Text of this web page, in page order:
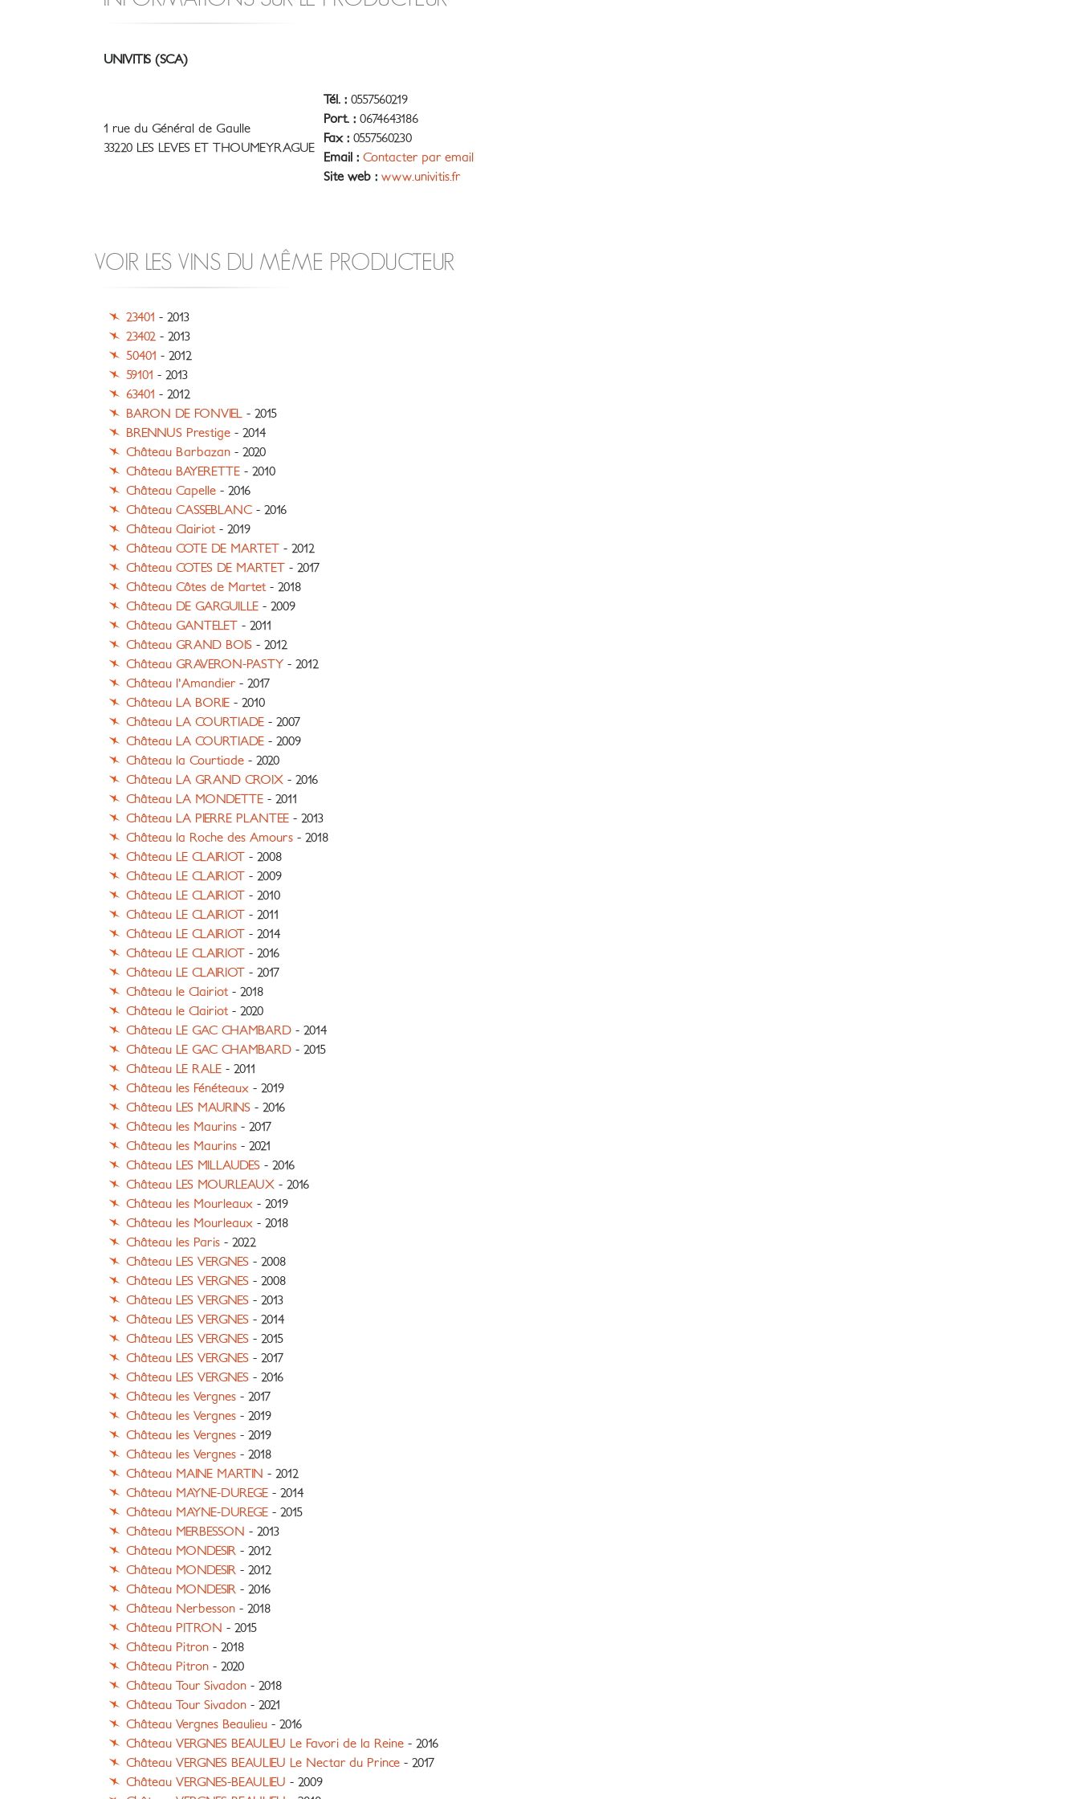
UNIVITIS (SCA)
1 rue du Général de Gaulle
33220 LES LEVES ET THOUMEYRAGUE
Tél. : 0557560219
Port. : 0674643186
Fax : 0557560230
Email : Contacter par email
Site web : www.univitis.fr
VOIR LES VINS DU MÊME PRODUCTEUR
23401 - 2013
23402 - 2013
50401 - 2012
59101 - 2013
63401 - 2012
BARON DE FONVIEL
- 2015
BRENNUS Prestige - 2014
Château Barbazan - 2020
Château BAYERETTE - 2010
Château Capelle - 2016
Château CASSEBLANC - 2016
Château Clairiot - 2019
Château COTE DE MARTET - 2012
Château COTES DE MARTET - 2017
Château Côtes de Martet - 2018
Château DE GARGUILLE - 2009
Château GANTELET - 2011
Château GRAND BOIS - 2012
Château GRAVERON-PASTY - 2012
Château l'Amandier - 2017
Château LA BORIE - 2010
Château LA COURTIADE - 2007
Château LA COURTIADE - 2009
Château la Courtiade - 2020
Château LA GRAND CROIX - 2016
Château LA MONDETTE - 2011
Château LA PIERRE PLANTEE - 2013
Château la Roche des Amours - 2018
Château LE CLAIRIOT - 2008
Château LE CLAIRIOT - 2009
Château LE CLAIRIOT - 2010
Château LE CLAIRIOT - 2011
Château LE CLAIRIOT - 2014
Château LE CLAIRIOT - 2016
Château LE CLAIRIOT - 2017
Château le Clairiot - 2018
Château le Clairiot - 2020
Château LE GAC CHAMBARD - 2014
Château LE GAC CHAMBARD - 2015
Château LE RALE - 2011
Château les Fénéteaux - 2019
Château LES MAURINS - 2016
Château les Maurins - 2017
Château les Maurins - 2021
Château LES MILLAUDES - 2016
Château LES MOURLEAUX - 2016
Château les Mourleaux - 2019
Château les Mourleaux - 2018
Château les Paris - 2022
Château LES VERGNES - 2008
Château LES VERGNES - 2008
Château LES VERGNES - 2013
Château LES VERGNES - 2014
Château LES VERGNES - 2015
Château LES VERGNES - 2017
Château LES VERGNES - 2016
Château les Vergnes - 2017
Château les Vergnes - 2019
Château les Vergnes - 2019
Château les Vergnes - 2018
Château MAINE MARTIN - 2012
Château MAYNE-DUREGE - 2014
Château MAYNE-DUREGE - 2015
Château MERBESSON - 2013
Château MONDESIR - 2012
Château MONDESIR - 2012
Château MONDESIR - 2016
Château Nerbesson - 2018
Château PITRON - 2015
Château Pitron - 2018
Château Pitron - 2020
Château Tour Sivadon - 2018
Château Tour Sivadon - 2021
Château Vergnes Beaulieu - 2016
Château VERGNES BEAULIEU Le Favori de la Reine - 2016
Château VERGNES BEAULIEU Le Nectar du Prince - 2017
Château VERGNES-BEAULIEU - 2009